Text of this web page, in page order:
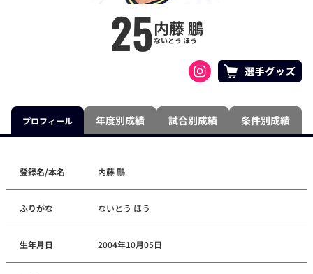
25内藤 鵬
ないとう ほう
プロフィール 年度別成績 試合別成績 条件別成績
登録名/本名 内藤 鵬
ふりがな ないとう ほう
生年月日 2004年10月05日